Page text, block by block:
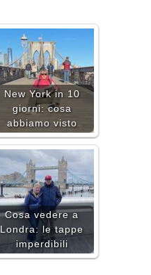
New York in 10
giorni: cosa
abbiamo visto
Cosa vedere a
Londra: le tappe
imperdibili